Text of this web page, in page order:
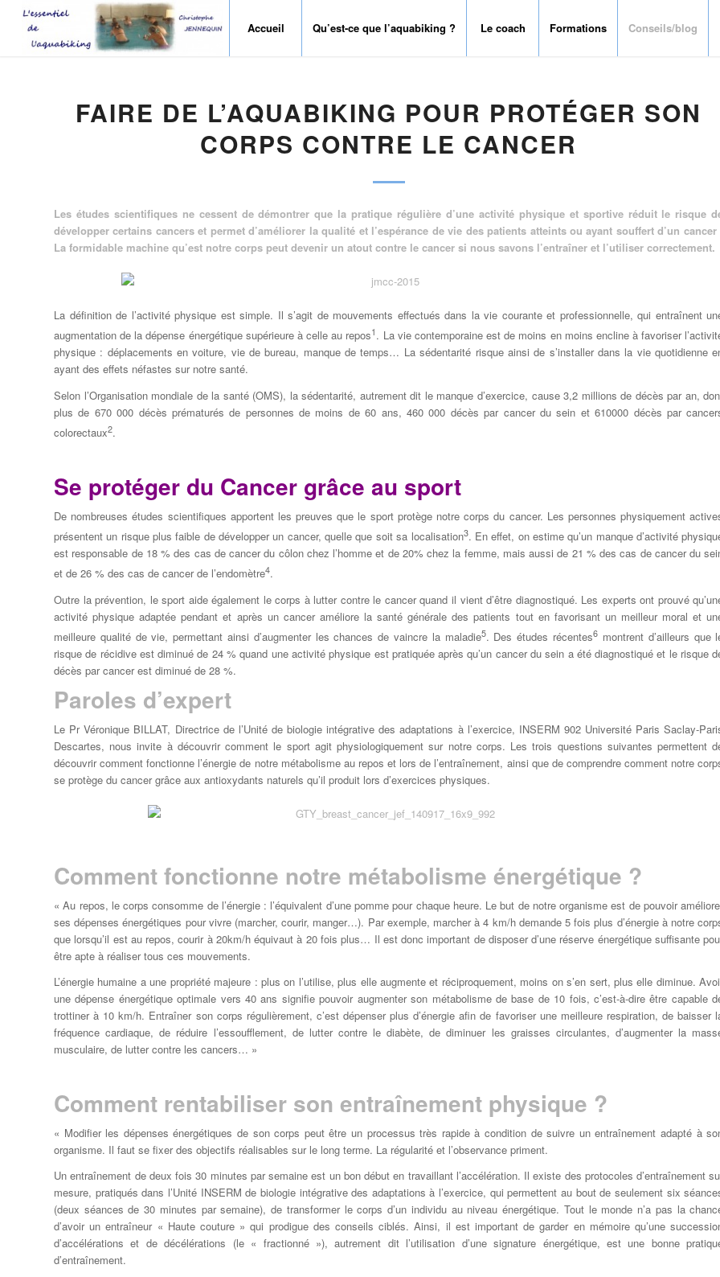
Accueil Qu’est-ce que l’aquabiking ? Le coach Formations Conseils/blog
FAIRE DE L’AQUABIKING POUR PROTÉGER SON
CORPS CONTRE LE CANCER
Les études scientifiques ne cessent de démontrer que la pratique régulière d’une activité physique et sportive réduit le risque
développer certains cancers et permet d’améliorer la qualité et l’espérance de vie des patients atteints ou ayant souffert d’un cancer
La formidable machine qu’est notre corps peut devenir un atout contre le cancer si nous savons l’entraîner et l’utiliser correctement.
La définition de l’activité physique est simple. Il s’agit de mouvements effectués dans la vie courante et professionnelle, qui entraînent
augmentation de la dépense énergétique supérieure à celle au repos1 . La vie contemporaine est de moins en moins encline à favoriser
physique : déplacements en voiture, vie de bureau, manque de temps… La sédentarité risque ainsi de s’installer dans la vie quotidienne
ayant des effets néfastes sur notre santé.
Selon l’Organisation mondiale de la santé (OMS), la sédentarité, autrement dit le manque d’exercice, cause 3,2 millions de décès par an,
plus de 670­ 000 décès prématurés de personnes de moins de 60 ans, 460 000 décès par cancer du sein et 610­000 décès par
colorectaux2.
Se protéger du Cancer grâce au sport
De nombreuses études scientifiques apportent les preuves que le sport protège notre corps du cancer. Les personnes physiquement
présentent un risque plus faible de développer un cancer, quelle que soit sa localisation3. En effet, on estime qu’un manque d’activité
est responsable de 18 % des cas de cancer du côlon chez l’homme et de 20­% chez la femme, mais aussi de 21 % des cas de cancer du
et de 26 % des cas de cancer de l’endomètre4.
Outre la prévention, le sport aide également le corps à lutter contre le cancer quand il vient d’être diagnostiqué. Les experts ont prouvé
activité physique adaptée pendant et après un cancer améliore la santé générale des patients tout en favorisant un meilleur moral et
meilleure qualité de vie, permettant ainsi d’augmenter les chances de vaincre la maladie5. Des études récentes6 montrent d’ailleurs que
risque de récidive est diminué de 24 % quand une activité physique est pratiquée après qu’un cancer du sein a été diagnostiqué et le risque
décès par cancer est diminué de 28 %.
Paroles d’expert
Le Pr Véronique BILLAT, Directrice de l’Unité de biologie intégrative des adaptations à l’exercice, INSERM 902 Université Paris Saclay-
Descartes, nous invite à découvrir comment le sport agit physiologiquement sur notre corps. Les trois questions suivantes permettent
découvrir comment fonctionne l’énergie de notre métabolisme au repos et lors de l’entraînement, ainsi que de comprendre comment notre
se protège du cancer grâce aux antioxydants naturels qu’il produit lors d’exercices physiques.
Comment fonctionne notre métabolisme énergétique ?
« Au repos, le corps consomme de l’énergie : l’équivalent d’une pomme pour chaque heure. Le but de notre organisme est de pouvoir
ses dépenses énergétiques pour vivre (marcher, courir, manger…). Par exemple, marcher à 4 km/h demande 5 fois plus d’énergie à notre
que lorsqu’il est au repos, courir à 20­km/h équivaut à 20 fois plus… Il est donc important de disposer d’une réserve énergétique suffisante
être apte à réaliser tous ces mouvements.
L’énergie humaine a une propriété majeure : plus on l’utilise, plus elle augmente et réciproquement, moins on s’en sert, plus elle diminue.
une dépense énergétique optimale vers 40 ans signifie pouvoir augmenter son métabolisme de base de 10 fois, c’est-à-dire être capable
trottiner à 10 km/h. Entraîner son corps régulièrement, c’est dépenser plus d’énergie afin de favoriser une meilleure respiration, de baisser
fréquence cardiaque, de réduire l’essoufflement, de lutter contre le diabète, de diminuer les graisses circulantes, d’augmenter la
musculaire, de lutter contre les cancers… »
Comment rentabiliser son entraînement physique ?
« Modifier les dépenses énergétiques de son corps peut être un processus très rapide à condition de suivre un entraînement adapté à
organisme. Il faut se fixer des objectifs réalisables sur le long terme. La régularité et l’observance priment.
Un entraînement de deux fois 30 minutes par semaine est un bon début en travaillant l’accélération. Il existe des protocoles d’entraînement
mesure, pratiqués dans l’Unité INSERM de biologie intégrative des adaptations à l’exercice, qui permettent au bout de seulement six
(deux séances de 30 minutes par semaine), de transformer le corps d’un individu au niveau énergétique. Tout le monde n’a pas la
d’avoir un entraîneur « Haute couture » qui prodigue des conseils ciblés. Ainsi, il est important de garder en mémoire qu’une
d’accélérations et de décélérations (le « fractionné »), autrement dit l’utilisation d’une signature énergétique, est une bonne
d’entraînement.